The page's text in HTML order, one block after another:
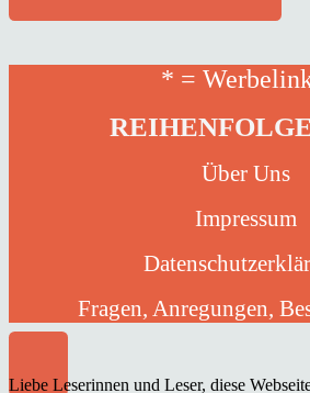
* =
Über Uns
Impressum
Fragen, Anregungen,
Liebe Leserinnen und Leser, diese